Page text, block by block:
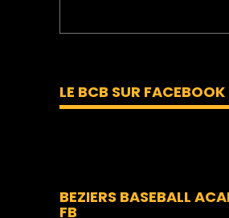
LE BCB SUR FACEBOOK
BEZIERS BASEBALL
FB